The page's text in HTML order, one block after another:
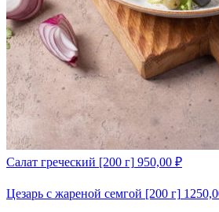
Салат греческий [200 г] 950,00 ₽
Цезарь с жареной семгой [200 г]